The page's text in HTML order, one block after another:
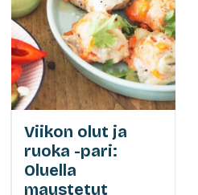
Viikon olut ja
ruoka -pari:
Oluella
maustetut